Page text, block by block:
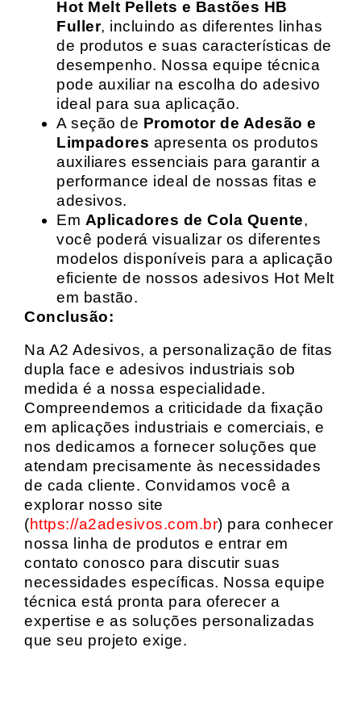
Hot Melt Pellets e Bastões HB
Fuller, incluindo as diferentes linhas
de produtos e suas características de
desempenho. Nossa equipe técnica
pode auxiliar na escolha do adesivo
ideal para sua aplicação.
A seção de Promotor de Adesão e
Limpadores apresenta os produtos
auxiliares essenciais para garantir a
performance ideal de nossas fitas e
adesivos.
Em Aplicadores de Cola Quente,
você poderá visualizar os diferentes
modelos disponíveis para a aplicação
eficiente de nossos adesivos Hot Melt
em bastão.
Conclusão:
Na A2 Adesivos, a personalização de fitas
dupla face e adesivos industriais sob
medida é a nossa especialidade.
Compreendemos a criticidade da fixação
em aplicações industriais e comerciais, e
nos dedicamos a fornecer soluções que
atendam precisamente às necessidades
de cada cliente. Convidamos você a
explorar nosso site
(https://a2adesivos.com.br) para conhecer
nossa linha de produtos e entrar em
contato conosco para discutir suas
necessidades específicas. Nossa equipe
técnica está pronta para oferecer a
expertise e as soluções personalizadas
que seu projeto exige.